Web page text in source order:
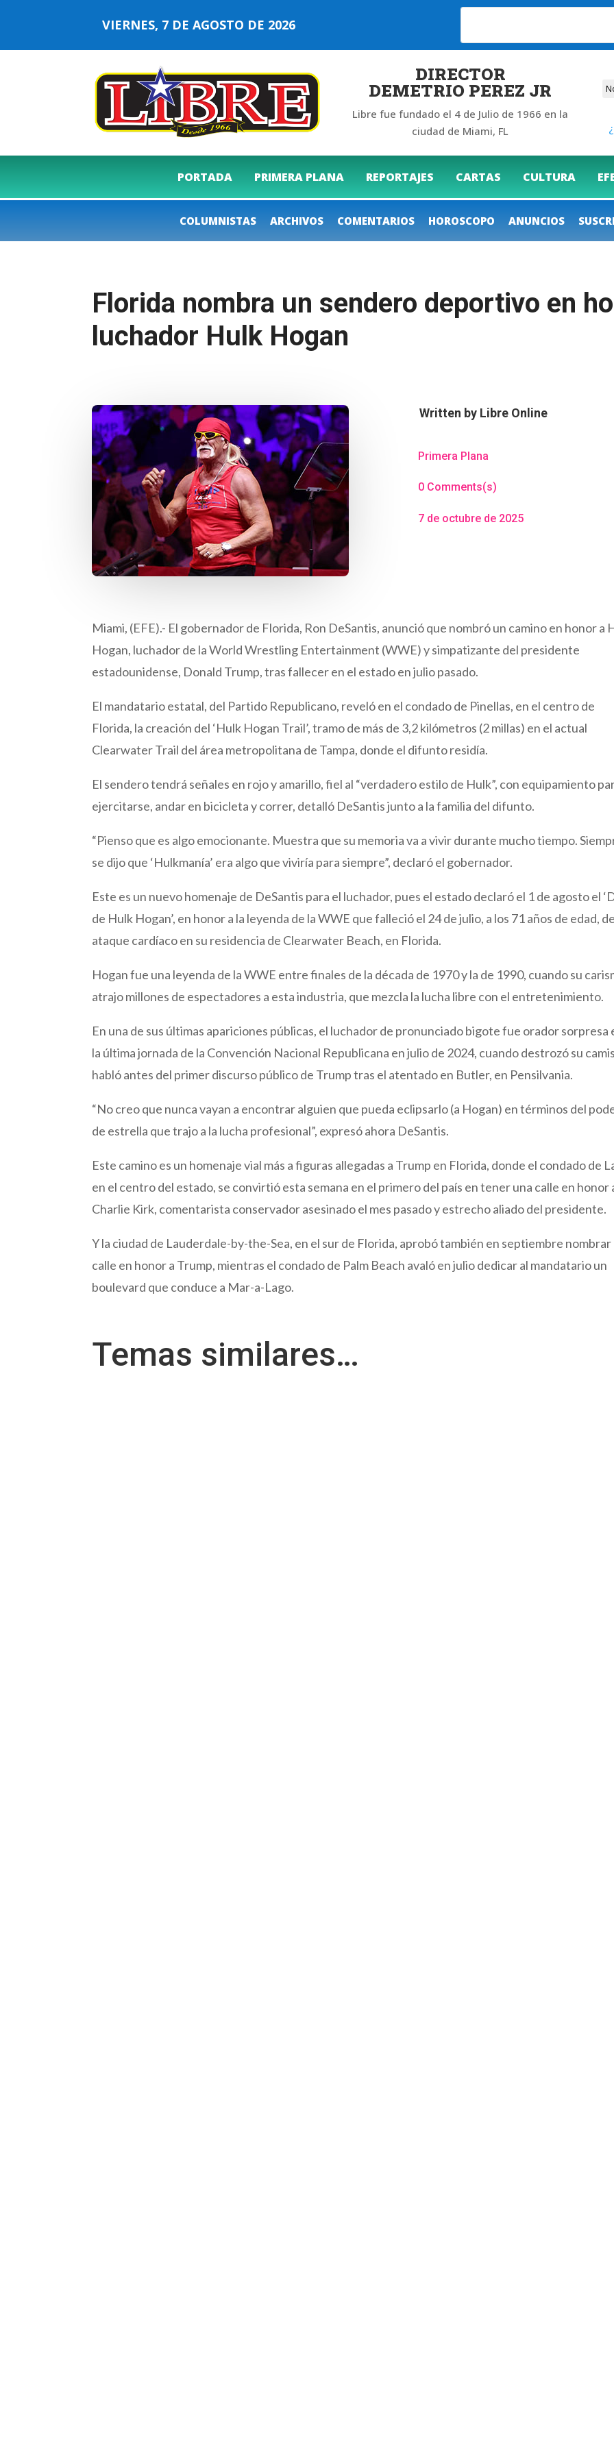
VIERNES, 7 DE AGOSTO DE 2026
DIRECTOR
DEMETRIO PEREZ JR
Libre fue fundado el 4 de Julio de 1966 en la
ciudad de Miami, FL
PORTADA PRIMERA PLANA REPORTAJES CARTAS CULTURA
COLUMNISTAS ARCHIVOS COMENTARIOS HOROSCOPO ANUNCIOS
Florida nombra un sendero deportivo en
luchador Hulk Hogan
Written by Libre Online
Primera Plana
0 Comments(s)
7 de octubre de 2025
Miami, (EFE).- El gobernador de Florida, Ron DeSantis, anunció que nombró un camino en honor a
Hogan, luchador de la World Wrestling Entertainment (WWE) y simpatizante del presidente
estadounidense, Donald Trump, tras fallecer en el estado en julio pasado.
El mandatario estatal, del Partido Republicano, reveló en el condado de Pinellas, en el centro de
Florida, la creación del ‘Hulk Hogan Trail’, tramo de más de 3,2 kilómetros (2 millas) en el actual
Clearwater Trail del área metropolitana de Tampa, donde el difunto residía.
El sendero tendrá señales en rojo y amarillo, fiel al “verdadero estilo de Hulk”, con equipamiento
ejercitarse, andar en bicicleta y correr, detalló DeSantis junto a la familia del difunto.
“Pienso que es algo emocionante. Muestra que su memoria va a vivir durante mucho tiempo.
se dijo que ‘Hulkmanía’ era algo que viviría para siempre”, declaró el gobernador.
Este es un nuevo homenaje de DeSantis para el luchador, pues el estado declaró el 1 de agosto el
de Hulk Hogan’, en honor a la leyenda de la WWE que falleció el 24 de julio, a los 71 años de edad,
ataque cardíaco en su residencia de Clearwater Beach, en Florida.
Hogan fue una leyenda de la WWE entre finales de la década de 1970 y la de 1990, cuando su
atrajo millones de espectadores a esta industria, que mezcla la lucha libre con el entretenimiento.
En una de sus últimas apariciones públicas, el luchador de pronunciado bigote fue orador sorpresa
la última jornada de la Convención Nacional Republicana en julio de 2024, cuando destrozó su
habló antes del primer discurso público de Trump tras el atentado en Butler, en Pensilvania.
“No creo que nunca vayan a encontrar alguien que pueda eclipsarlo (a Hogan) en términos del
de estrella que trajo a la lucha profesional”, expresó ahora DeSantis.
Este camino es un homenaje vial más a figuras allegadas a Trump en Florida, donde el condado de
en el centro del estado, se convirtió esta semana en el primero del país en tener una calle en honor
Charlie Kirk, comentarista conservador asesinado el mes pasado y estrecho aliado del presidente.
Y la ciudad de Lauderdale-by-the-Sea, en el sur de Florida, aprobó también en septiembre nombrar
calle en honor a Trump, mientras el condado de Palm Beach avaló en julio dedicar al mandatario un
boulevard que conduce a Mar-a-Lago.
Temas similares…